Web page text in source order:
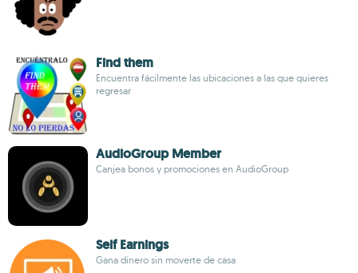
Find them
Encuentra fácilmente las ubicaciones a las que quieres
regresar
AudioGroup Member
Canjea bonos y promociones en AudioGroup
Self Earnings
Gana dinero sin moverte de casa